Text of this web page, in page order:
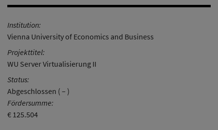
Institution:
Vienna University of Economics and Business
Projekttitel:
WU Server Virtualisierung II
Status:
Abgeschlossen ( – )
Fördersumme:
€ 125.504